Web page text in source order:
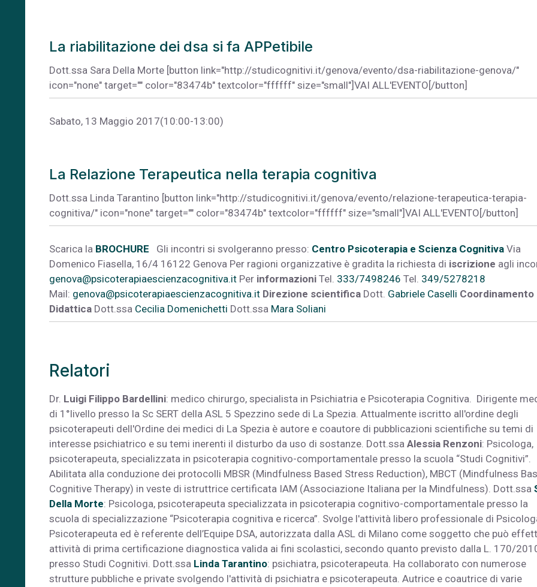
La riabilitazione dei dsa si fa APPetibile
Dott.ssa Sara Della Morte [button link="http://studicognitivi.it/genova/evento/dsa-riabilitazione-genova/"
icon="none" target="" color="83474b" textcolor="ffffff" size="small"]VAI ALL'EVENTO[/button]
Sabato, 13 Maggio 2017(10:00-13:00)
La Relazione Terapeutica nella terapia cognitiva
Dott.ssa Linda Tarantino [button link="http://studicognitivi.it/genova/evento/relazione-terapeutica-terapia-
cognitiva/" icon="none" target="" color="83474b" textcolor="ffffff" size="small"]VAI ALL'EVENTO[/button]
Scarica la BROCHURE Gli incontri si svolgeranno presso: Centro Psicoterapia e Scienza Cognitiva Via
Domenico Fiasella, 16/4 16122 Genova Per ragioni organizzative è gradita la richiesta di iscrizione agli
genova@psicoterapiaescienzacognitiva.it Per informazioni Tel. 333/7498246 Tel. 349/5278218
Mail: genova@psicoterapiaescienzacognitiva.it Direzione scientifica Dott. Gabriele Caselli Coordinamento
Didattica Dott.ssa Cecilia Domenichetti Dott.ssa Mara Soliani
Relatori
Dr. Luigi Filippo Bardellini: medico chirurgo, specialista in Psichiatria e Psicoterapia Cognitiva. Dirigente
di 1°livello presso la Sc SERT della ASL 5 Spezzino sede di La Spezia. Attualmente iscritto all'ordine degli
psicoterapeuti dell'Ordine dei medici di La Spezia è autore e coautore di pubblicazioni scientifiche su temi di
interesse psichiatrico e su temi inerenti il disturbo da uso di sostanze. Dott.ssa Alessia Renzoni: Psicologa,
psicoterapeuta, specializzata in psicoterapia cognitivo-comportamentale presso la scuola “Studi Cognitivi”.
Abilitata alla conduzione dei protocolli MBSR (Mindfulness Based Stress Reduction), MBCT (Mindfulness
Cognitive Therapy) in veste di istruttrice certificata IAM (Associazione Italiana per la Mindfulness). Dott.ssa
Della Morte: Psicologa, psicoterapeuta specializzata in psicoterapia cognitivo-comportamentale presso la
scuola di specializzazione “Psicoterapia cognitiva e ricerca”. Svolge l'attività libero professionale di
Psicoterapeuta ed è referente dell’Equipe DSA, autorizzata dalla ASL di Milano come soggetto che può
attività di prima certificazione diagnostica valida ai fini scolastici, secondo quanto previsto dalla L. 170/
presso Studi Cognitivi. Dott.ssa Linda Tarantino: psichiatra, psicoterapeuta. Ha collaborato con numerose
strutture pubbliche e private svolgendo l'attività di psichiatra e psicoterapeuta. Autrice e coautrice di varie